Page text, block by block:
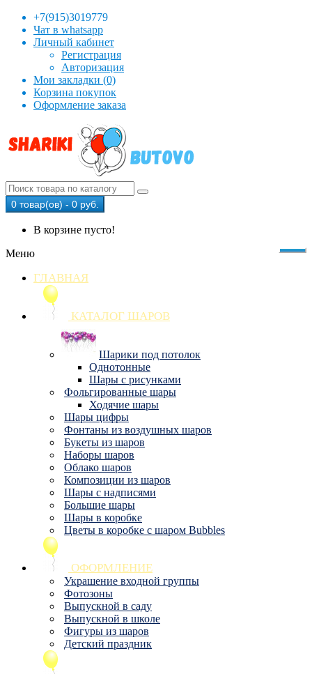
+7(915)3019779
Чат в whatsapp
Личный кабинет
Регистрация
Авторизация
Мои закладки (0)
Корзина покупок
Оформление заказа
0 товар(ов) - 0 руб.
В корзине пусто!
Меню
ГЛАВНАЯ
КАТАЛОГ ШАРОВ
Шарики под потолок
Однотонные
Шары с рисунками
Фольгированные шары
Ходячие шары
Шары цифры
Фонтаны из воздушных шаров
Букеты из шаров
Наборы шаров
Облако шаров
Композиции из шаров
Шары с надписями
Большие шары
Шары в коробке
Цветы в коробке с шаром Bubbles
ОФОРМЛЕНИЕ
Украшение входной группы
Фотозоны
Выпускной в саду
Выпускной в школе
Фигуры из шаров
Детский праздник